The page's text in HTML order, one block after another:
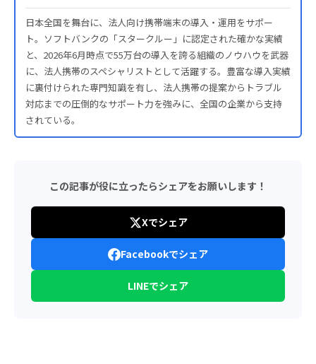
日本全国を舞台に、法人向け携帯端末の導入・運用をサポー
ト。ソフトバンクの「スタークルー」に認定された確かな実績
と、2026年6月時点で55万台の導入を誇る組織のノウハウを武器
に、法人携帯のスペシャリストとして活躍する。豊富な導入実績
に裏付けられた専門知識を有し、法人携帯の提案からトラブル
対応までの圧倒的なサポート力を強みに、全国の企業から支持
されている。
この記事が役に立ったらシェアをお願いします！
Xでシェア
Facebookでシェア
LINEでシェア